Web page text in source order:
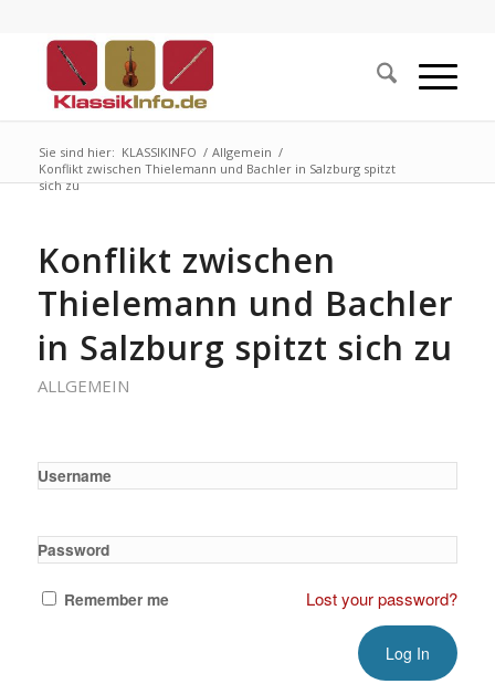
Sie sind hier: KLASSIKINFO / Allgemein /
Konflikt zwischen Thielemann und Bachler in Salzburg spitzt
sich zu
Konflikt zwischen
Thielemann und Bachler
in Salzburg spitzt sich zu
ALLGEMEIN
Username
Password
Remember me Lost your password?